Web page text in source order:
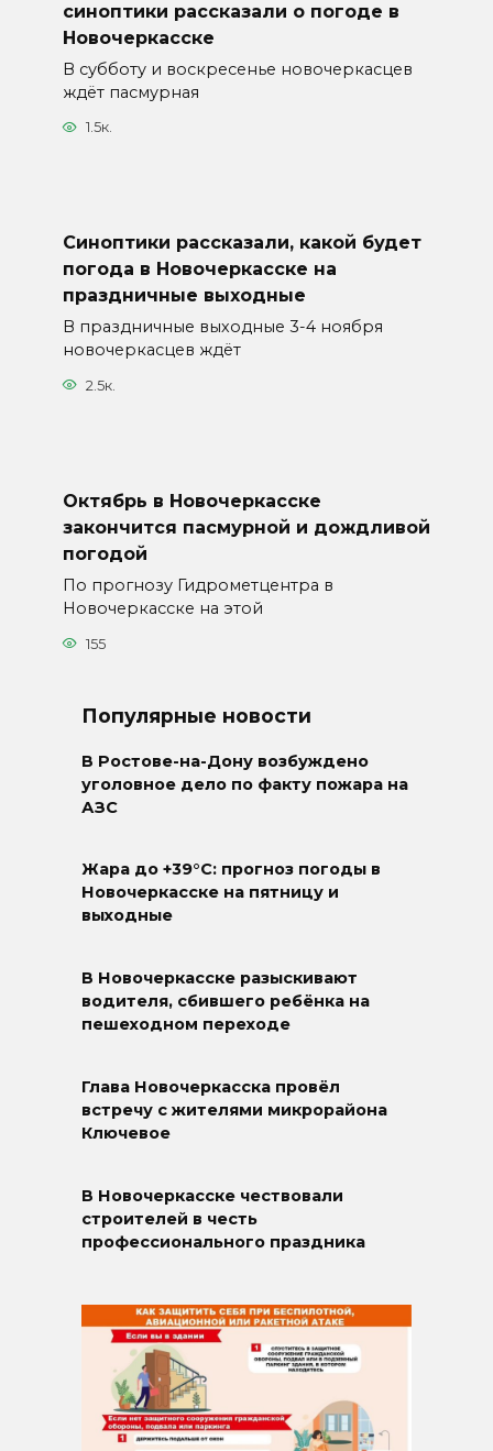
синоптики рассказали о погоде в
Новочеркасске
В субботу и воскресенье новочеркасцев
ждёт пасмурная
1.5к.
Синоптики рассказали, какой будет
погода в Новочеркасске на
праздничные выходные
В праздничные выходные 3-4 ноября
новочеркасцев ждёт
2.5к.
Октябрь в Новочеркасске
закончится пасмурной и дождливой
погодой
По прогнозу Гидрометцентра в
Новочеркасске на этой
155
Популярные новости
В Ростове-на-Дону возбуждено
уголовное дело по факту пожара на
АЗС
Жара до +39°C: прогноз погоды в
Новочеркасске на пятницу и
выходные
В Новочеркасске разыскивают
водителя, сбившего ребёнка на
пешеходном переходе
Глава Новочеркасска провёл
встречу с жителями микрорайона
Ключевое
В Новочеркасске чествовали
строителей в честь
профессионального праздника